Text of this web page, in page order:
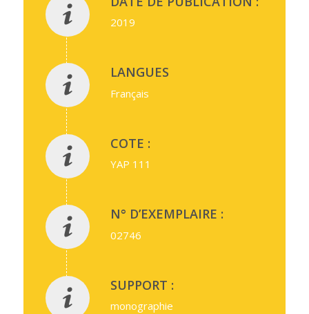
2019
LANGUES
Français
COTE :
YAP 111
N° D’EXEMPLAIRE :
02746
SUPPORT :
monographie